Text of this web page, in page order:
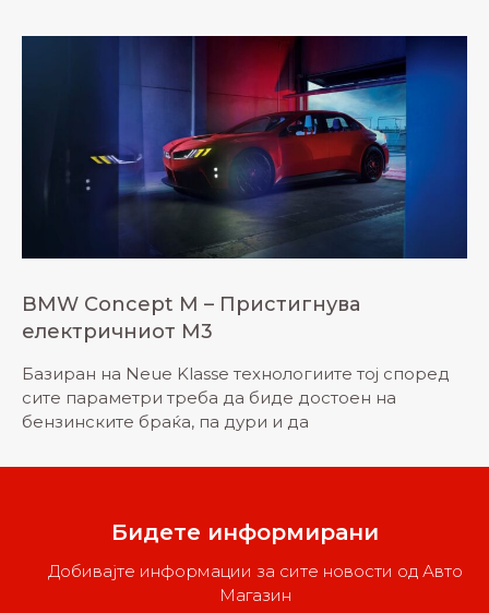
BMW Concept M – Пристигнува
електричниот M3
Базиран на Neue Klasse технологиите тој според
сите параметри треба да биде достоен на
бензинските браќа, па дури и да
Бидете информирани
Добивајте информации за сите новости од Авто
Магазин